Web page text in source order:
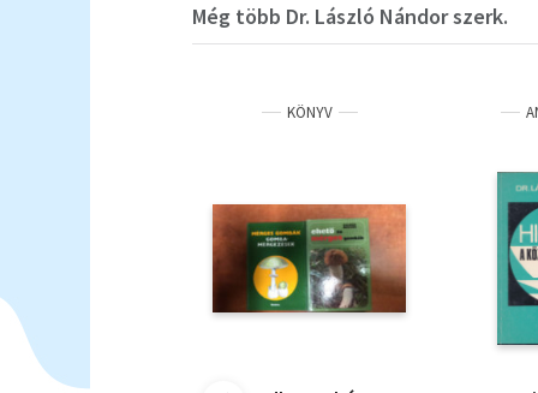
Még több Dr. László Nándor szerk.
KÖNYV